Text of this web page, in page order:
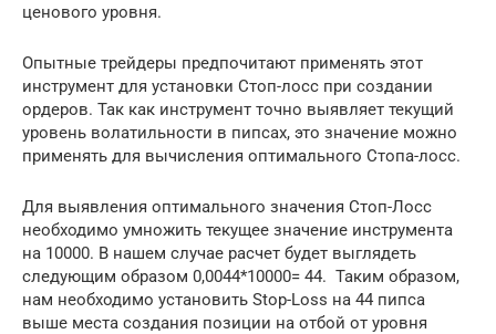
ценового уровня.
Опытные трейдеры предпочитают применять этот
инструмент для установки Стоп-лосс при создании
ордеров. Так как инструмент точно выявляет текущий
уровень волатильности в пипсах, это значение можно
применять для вычисления оптимального Стопа-лосс.
Для выявления оптимального значения Стоп-Лосс
необходимо умножить текущее значение инструмента
на 10000. В нашем случае расчет будет выглядеть
следующим образом 0,0044*10000= 44. Таким образом,
нам необходимо установить Stop-Loss на 44 пипса
выше места создания позиции на отбой от уровня